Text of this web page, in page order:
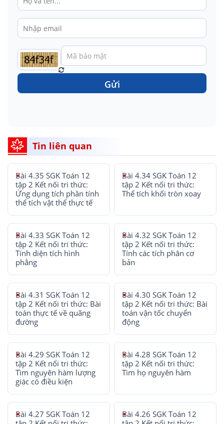
Gửi
Tin liên quan
Bài 4.35 SGK Toán 12
tập 2 Kết nối tri thức:
Ứng dụng tích phân tính
thể tích vật thể thực tế
Bài 4.34 SGK Toán 12
tập 2 Kết nối tri thức:
Thể tích khối tròn xoay
Bài 4.33 SGK Toán 12
tập 2 Kết nối tri thức:
Tính diện tích hình
phẳng
Bài 4.32 SGK Toán 12
tập 2 Kết nối tri thức:
Tính các tích phân cơ
bản
Bài 4.31 SGK Toán 12
tập 2 Kết nối tri thức: Bài
toán thực tế về quãng
đường
Bài 4.30 SGK Toán 12
tập 2 Kết nối tri thức: Bài
toán vận tốc chuyển
động
Bài 4.29 SGK Toán 12
tập 2 Kết nối tri thức:
Tìm nguyên hàm lượng
giác có điều kiện
Bài 4.28 SGK Toán 12
tập 2 Kết nối tri thức:
Tìm họ nguyên hàm
Bài 4.27 SGK Toán 12
Bài 4.26 SGK Toán 12